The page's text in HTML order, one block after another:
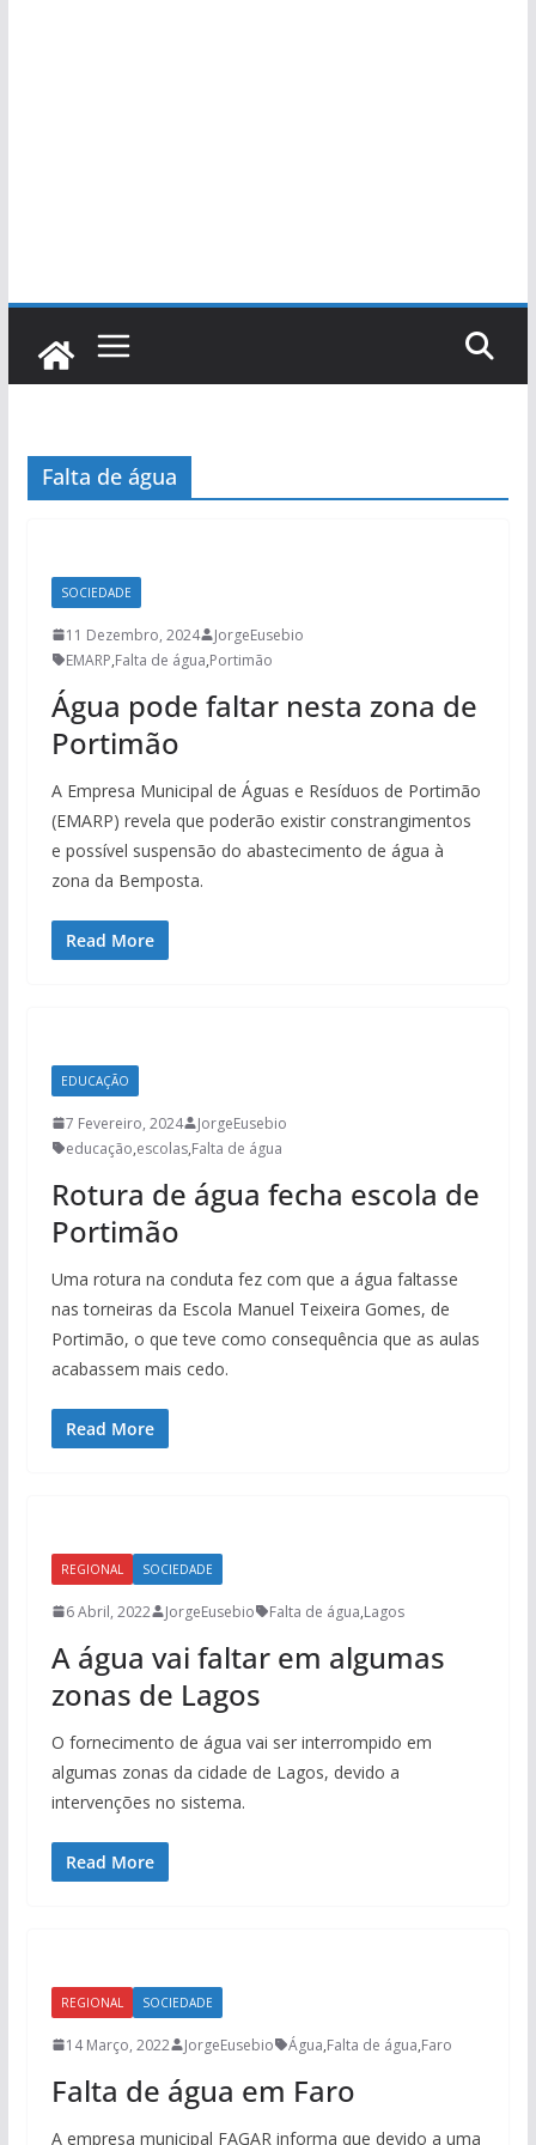
Falta de água
SOCIEDADE
11 Dezembro, 2024
JorgeEusebio
EMARP,Falta de água,Portimão
Água pode faltar nesta zona de
Portimão
A Empresa Municipal de Águas e Resíduos de Portimão
(EMARP) revela que poderão existir constrangimentos
e possível suspensão do abastecimento de água à
zona da Bemposta.
Read More
EDUCAÇÃO
7 Fevereiro, 2024
JorgeEusebio
educação,escolas,Falta de água
Rotura de água fecha escola de
Portimão
Uma rotura na conduta fez com que a água faltasse
nas torneiras da Escola Manuel Teixeira Gomes, de
Portimão, o que teve como consequência que as aulas
acabassem mais cedo.
Read More
REGIONAL SOCIEDADE
6 Abril, 2022 JorgeEusebio Falta de água,Lagos
A água vai faltar em algumas
zonas de Lagos
O fornecimento de água vai ser interrompido em
algumas zonas da cidade de Lagos, devido a
intervenções no sistema.
Read More
REGIONAL SOCIEDADE
14 Março, 2022 JorgeEusebio Água,Falta de água,Faro
Falta de água em Faro
A empresa municipal FAGAR informa que devido a uma